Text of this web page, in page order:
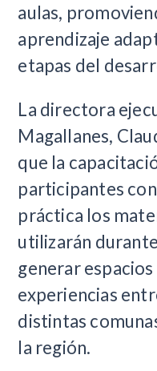
aulas,
aprendizaje
etapas del
La directora
Magallanes,
que la
participantes
práctica los
utilizarán
generar
experiencias
distintas
la región.